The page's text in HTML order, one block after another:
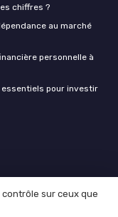
chiffres ?
au marché
personnelle à
pour investir
sur ceux que